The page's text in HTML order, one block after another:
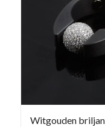
Witgouden